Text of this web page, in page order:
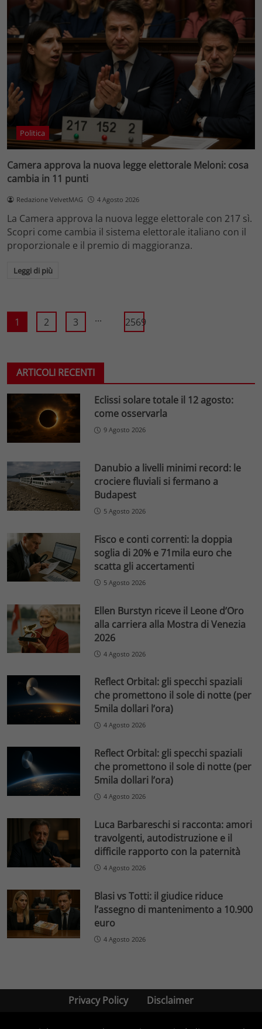
Politica
Camera approva la nuova legge elettorale Meloni: cosa
cambia in 11 punti
Redazione VelvetMAG 4 Agosto 2026
La Camera approva la nuova legge elettorale con 217 sì.
Scopri come cambia il sistema elettorale italiano con il
proporzionale e il premio di maggioranza.
Leggi di più
1 2 3 ... 2569
ARTICOLI RECENTI
Eclissi solare totale il 12 agosto:
come osservarla
9 Agosto 2026
Danubio a livelli minimi record: le
crociere fluviali si fermano a
Budapest
5 Agosto 2026
Fisco e conti correnti: la doppia
soglia di 20% e 71mila euro che
scatta gli accertamenti
5 Agosto 2026
Ellen Burstyn riceve il Leone d’Oro
alla carriera alla Mostra di Venezia
2026
4 Agosto 2026
Reflect Orbital: gli specchi spaziali
che promettono il sole di notte (per
5mila dollari l’ora)
4 Agosto 2026
Reflect Orbital: gli specchi spaziali
che promettono il sole di notte (per
5mila dollari l’ora)
4 Agosto 2026
Luca Barbareschi si racconta: amori
travolgenti, autodistruzione e il
difficile rapporto con la paternità
4 Agosto 2026
Blasi vs Totti: il giudice riduce
l’assegno di mantenimento a 10.900
euro
4 Agosto 2026
Privacy Policy Disclaimer